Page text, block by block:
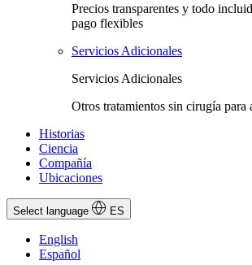
Precios transparentes y todo
pago flexibles
Servicios Adicionales
Servicios Adicionales
Otros tratamientos sin cirugía para
Historias
Ciencia
Compañía
Ubicaciones
Select language ES
English
Español